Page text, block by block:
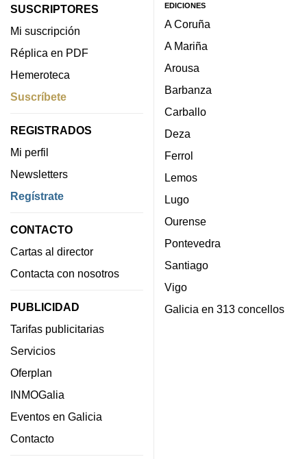
SUSCRIPTORES
Mi suscripción
Réplica en PDF
Hemeroteca
Suscríbete
REGISTRADOS
Mi perfil
Newsletters
Regístrate
CONTACTO
Cartas al director
Contacta con nosotros
PUBLICIDAD
Tarifas publicitarias
Servicios
Oferplan
INMOGalia
Eventos en Galicia
Contacto
EDICIONES
A Coruña
A Mariña
Arousa
Barbanza
Carballo
Deza
Ferrol
Lemos
Lugo
Ourense
Pontevedra
Santiago
Vigo
Galicia en 313 concellos